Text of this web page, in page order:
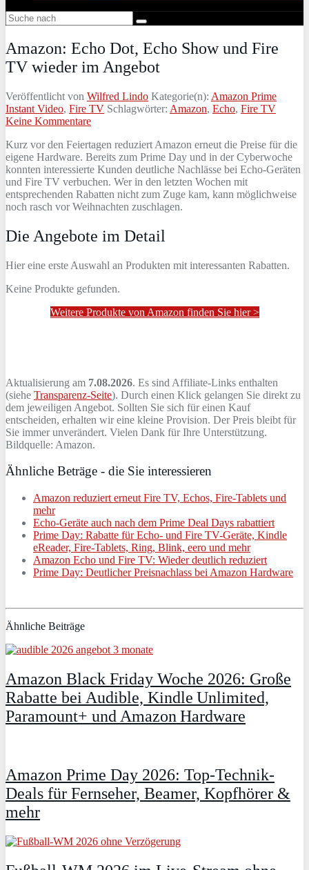
Amazon: Echo Dot, Echo Show und Fire
TV wieder im Angebot
Veröffentlicht von Wilfred Lindo Kategorie(n): Amazon Prime
Instant Video, Fire TV Schlagwörter: Amazon, Echo, Fire TV
Keine Kommentare
Kurz vor den Feiertagen reduziert Amazon erneut die Preise für die
eigene Hardware. Bereits zum Prime Day und in der Cyberwoche
konnten interessierte Kunden deutliche Nachlässe bei Echo-Geräten
und Fire TV verbuchen. Wer in den letzten Wochen mit
entsprechenden Rabatten nicht zum Zuge kam, kann möglichweise
noch rasch vor Weihnachten zuschlagen.
Die Angebote im Detail
Hier eine erste Auswahl an Produkten mit interessanten Rabatten.
Keine Produkte gefunden.
Weitere Produkte von Amazon finden Sie hier >
Aktualisierung am 7.08.2026. Es sind Affiliate-Links enthalten
(siehe Transparenz-Seite). Durch einen Klick gelangen Sie direkt zu
dem jeweiligen Angebot. Sollten Sie sich für einen Kauf
entscheiden, erhalten wir eine kleine Provision. Der Preis bleibt für
Sie immer unverändert. Vielen Dank für Ihre Unterstützung.
Bildquelle: Amazon.
Ähnliche Beträge - die Sie interessieren
Amazon reduziert erneut Fire TV, Echos, Fire-Tablets und
mehr
Echo-Geräte auch nach dem Prime Deal Days rabattiert
Prime Day: Rabatte für Echo- und Fire TV-Geräte, Kindle
eReader, Fire-Tablets, Ring, Blink, eero und mehr
Amazon Echo und Fire TV: Wieder deutlich reduziert
Prime Day: Deutlicher Preisnachlass bei Amazon Hardware
Ähnliche Beiträge
Amazon Black Friday Woche 2026: Große
Rabatte bei Audible, Kindle Unlimited,
Paramount+ und Amazon Hardware
Amazon Prime Day 2026: Top-Technik-
Deals für Fernseher, Beamer, Kopfhörer &
mehr